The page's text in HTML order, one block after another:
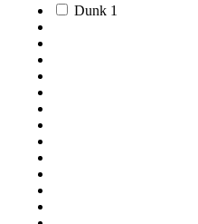
Dunk 1